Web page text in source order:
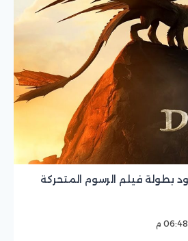
بطولة فيلم الرسوم المتحركة